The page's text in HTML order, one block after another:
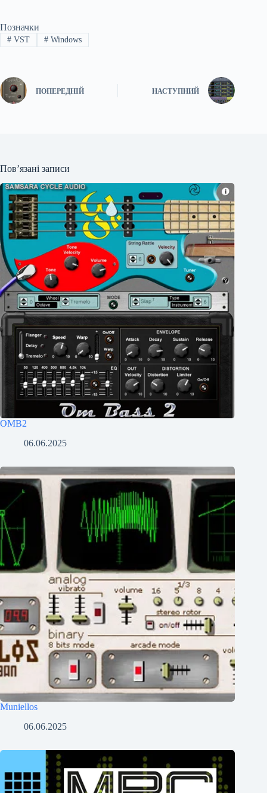
Позначки
#VST #Windows
ПОПЕРЕДНІЙ НАСТУПНИЙ
Пов’язані записи
OMB2
06.06.2025
Muniellos
06.06.2025